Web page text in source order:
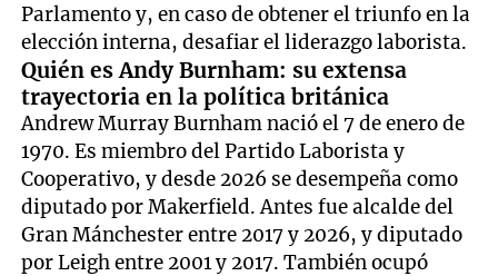
Parlamento y, en caso de obtener el triunfo en la
elección interna, desafiar el liderazgo laborista.
Quién es Andy Burnham: su extensa
trayectoria en la política británica
Andrew Murray Burnham nació el 7 de enero de
1970. Es miembro del Partido Laborista y
Cooperativo, y desde 2026 se desempeña como
diputado por Makerfield. Antes fue alcalde del
Gran Mánchester entre 2017 y 2026, y diputado
por Leigh entre 2001 y 2017. También ocupó